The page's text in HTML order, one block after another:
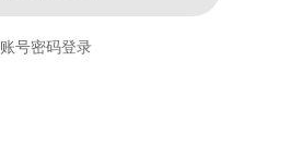
账号密码登录